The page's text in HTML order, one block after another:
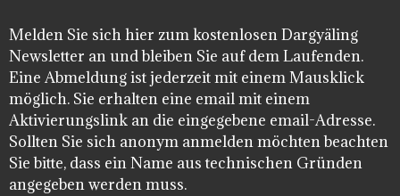
Melden Sie sich hier zum kostenlosen Dargyäling
Newsletter an und bleiben Sie auf dem Laufenden.
Eine Abmeldung ist jederzeit mit einem Mausklick
möglich. Sie erhalten eine email mit einem
Aktivierungslink an die eingegebene email-Adresse.
Sollten Sie sich anonym anmelden möchten beachten
Sie bitte, dass ein Name aus technischen Gründen
angegeben werden muss.